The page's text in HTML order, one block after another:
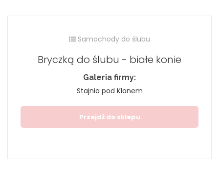
Samochody do ślubu
Bryczką do ślubu - białe konie
Galeria firmy:
Stajnia pod Klonem
Przejdź do sklepu